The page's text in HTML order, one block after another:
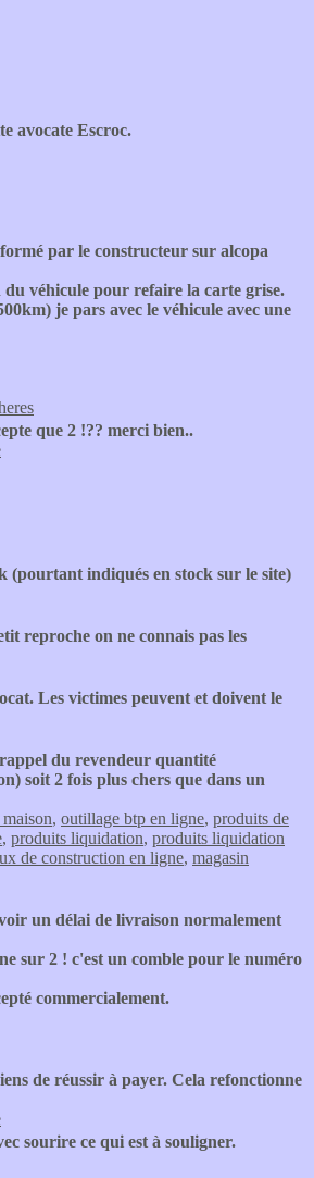
avocate Escroc.
par le constructeur sur alcopa
véhicule pour refaire la carte grise.
je pars avec le véhicule avec une
que 2 !?? merci bien..
indiqués en stock sur le site)
reproche on ne connais pas les
Les victimes peuvent et doivent le
du revendeur quantité
soit 2 fois plus chers que dans un
, outillage btp en ligne, produits de
, produits liquidation, produits liquidation
de construction en ligne, magasin
un délai de livraison normalement
sur 2 ! c'est un comble pour le numéro
commercialement.
de réussir à payer. Cela refonctionne
sourire ce qui est à souligner.